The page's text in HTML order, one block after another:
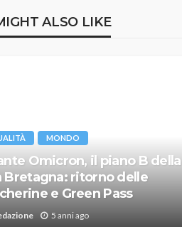
ALSO LIKE
MONDO
Omicron, il piano B della
Bretagna: ritorno delle
e Green Pass
5 anni ago